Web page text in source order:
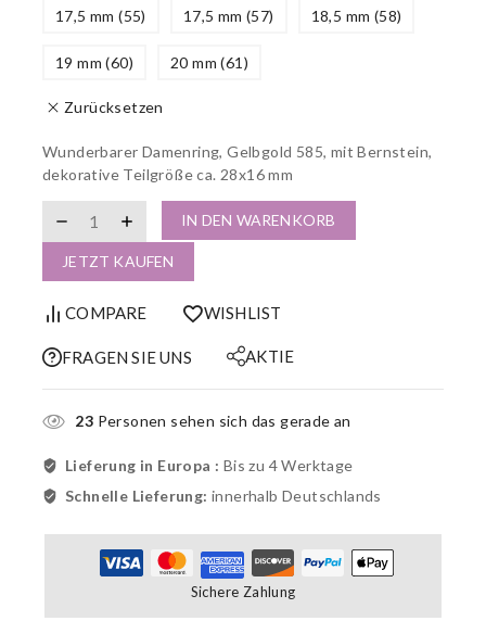
17,5 mm (55) 17,5 mm (57) 18,5 mm (58)
19 mm (60) 20 mm (61)
Zurücksetzen
Wunderbarer Damenring, Gelbgold 585, mit Bernstein,
dekorative Teilgröße ca. 28x16 mm
IN DEN WARENKORB
JETZT KAUFEN
COMPARE WISHLIST
FRAGEN SIE UNS AKTIE
23 Personen sehen sich das gerade an
Lieferung in Europa : Bis zu 4 Werktage
Schnelle Lieferung: innerhalb Deutschlands
Sichere Zahlung